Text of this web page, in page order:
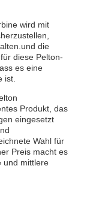
wird mit
die
diese Pelton-
es eine
ist.
Produkt, das
eingesetzt
Wahl für
Preis macht es
und mittlere